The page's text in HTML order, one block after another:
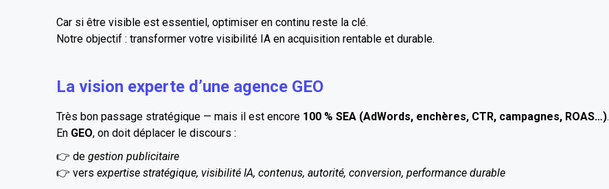
Car si être visible est essentiel, optimiser en continu reste la clé.
Notre objectif : transformer votre visibilité IA en acquisition rentable et durable.
La vision experte d’une agence GEO
Très bon passage stratégique — mais il est encore 100 % SEA (AdWords, enchères, CTR, campagnes, ROAS…).
En GEO, on doit déplacer le discours :
👉 de gestion publicitaire
👉 vers expertise stratégique, visibilité IA, contenus, autorité, conversion, performance durable